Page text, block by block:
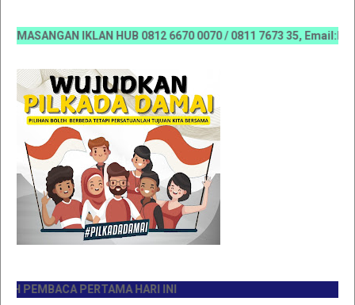
IKLAN HUB 0812 6670 0070 / 0811 7673 35,
PERTAMA HARI INI